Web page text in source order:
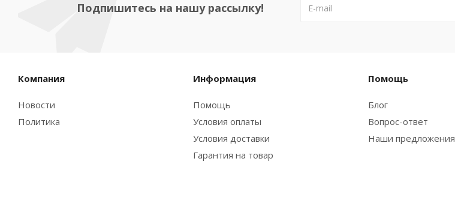
Подпишитесь на нашу рассылку!
Компания
Новости
Политика
Информация
Помощь
Условия оплаты
Условия доставки
Гарантия на товар
Помощь
Блог
Вопрос-ответ
Наши предложения